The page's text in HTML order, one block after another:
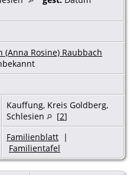
(Anna Rosine) Raubbach
Kauffung, Kreis Goldberg,
Schlesien
[2]
Familienblatt |
Familientafel